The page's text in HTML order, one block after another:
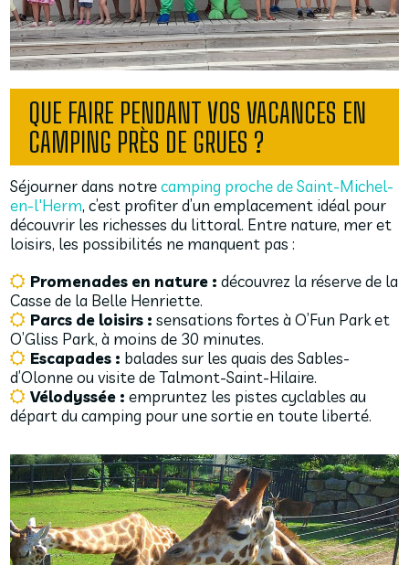
QUE FAIRE PENDANT VOS VACANCES EN
CAMPING PRÈS DE GRUES ?
Séjourner dans notrecamping proche de Saint-Michel-
en-l'Herm, c’est profiter d’un emplacement idéal pour
découvrir les richesses du littoral. Entre nature, mer et
loisirs, les possibilités ne manquent pas :
Promenades en nature : découvrez la réserve de la
Casse de la Belle Henriette.
Parcs de loisirs : sensations fortes à O’Fun Park et
O’Gliss Park, à moins de 30 minutes.
Escapades : balades sur les quais des Sables-
d’Olonne ou visite de Talmont-Saint-Hilaire.
Vélodyssée : empruntez les pistes cyclables au
départ du camping pour une sortie en toute liberté.